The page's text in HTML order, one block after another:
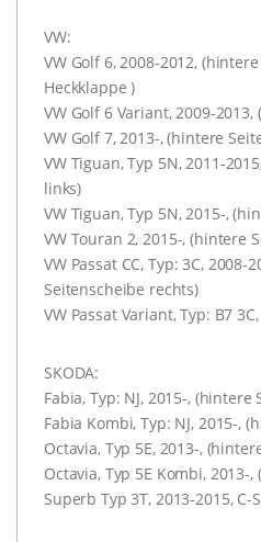
VW:
VW Golf 6, 2008-2012,
Heckklappe )
VW Golf 6 Variant, 2009-
VW Golf 7, 2013-, (hintere
VW Tiguan, Typ 5N, 2011-
links)
VW Tiguan, Typ 5N, 2015-,
VW Touran 2, 2015-, (hintere
VW Passat CC, Typ: 3C, 2008-
Seitenscheibe rechts)
VW Passat Variant, Typ: B7
SKODA:
Fabia, Typ: NJ, 2015-, (hintere
Fabia Kombi, Typ: NJ, 2015-,
Octavia, Typ 5E, 2013-,
Octavia, Typ 5E Kombi,
Superb Typ 3T, 2013-2015,